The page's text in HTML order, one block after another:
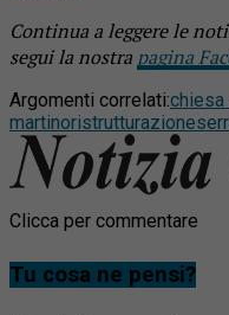
Continua a leggere le
segui la nostra pagina
Argomenti correlati:chiesa
martinoristrutturazione
Clicca per commentare
Tu cosa ne pensi?